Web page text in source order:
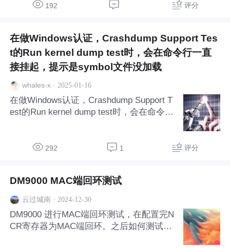
192 评分
在做Windows认证，Crashdump Support Tes
t的Run kernel dump test时，会在命令行一直
接挂起，提示是symbol文件没加载
whales-x· 2025-01-16
在做Windows认证，Crashdump Support T
est的Run kernel dump test时，会在命令行
292 1 评分
DM9000 MAC端回环测试
云过城南· 2024-12-30
DM9000 进行MAC端回环测试，在配置完N
CR寄存器为MAC端回环。之后如何测试？